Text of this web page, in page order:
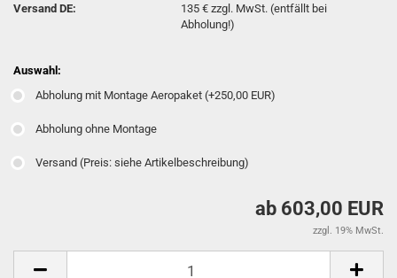
Versand DE:
135 € zzgl. MwSt. (entfällt bei
Abholung!)
Auswahl:
Abholung mit Montage Aeropaket (+250,00 EUR)
Abholung ohne Montage
Versand (Preis: siehe Artikelbeschreibung)
ab 603,00 EUR
zzgl. 19% MwSt.